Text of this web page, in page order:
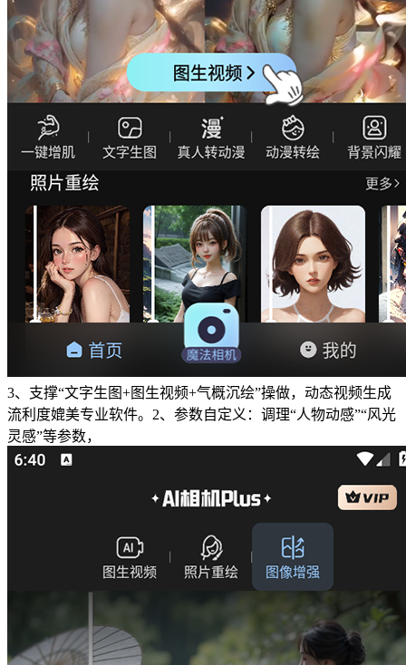
3、支撑“文字生图+图生视频+气概沉绘”操做，动态视频生成
流利度媲美专业软件。2、参数自定义：调理“人物动感”“风光
灵感”等参数，